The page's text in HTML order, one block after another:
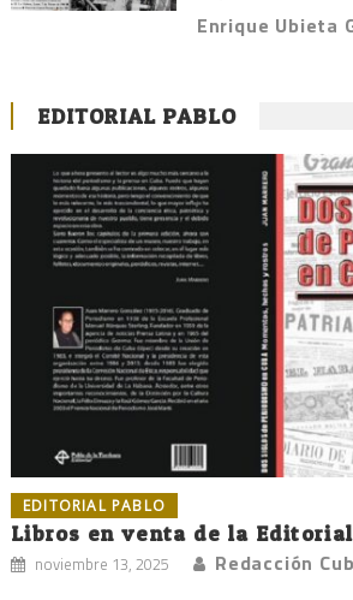
Enrique Ubieta
EDITORIAL PABLO
EDITORIAL PABLO
Libros en venta de la
noviembre 13, 2025 Redacción